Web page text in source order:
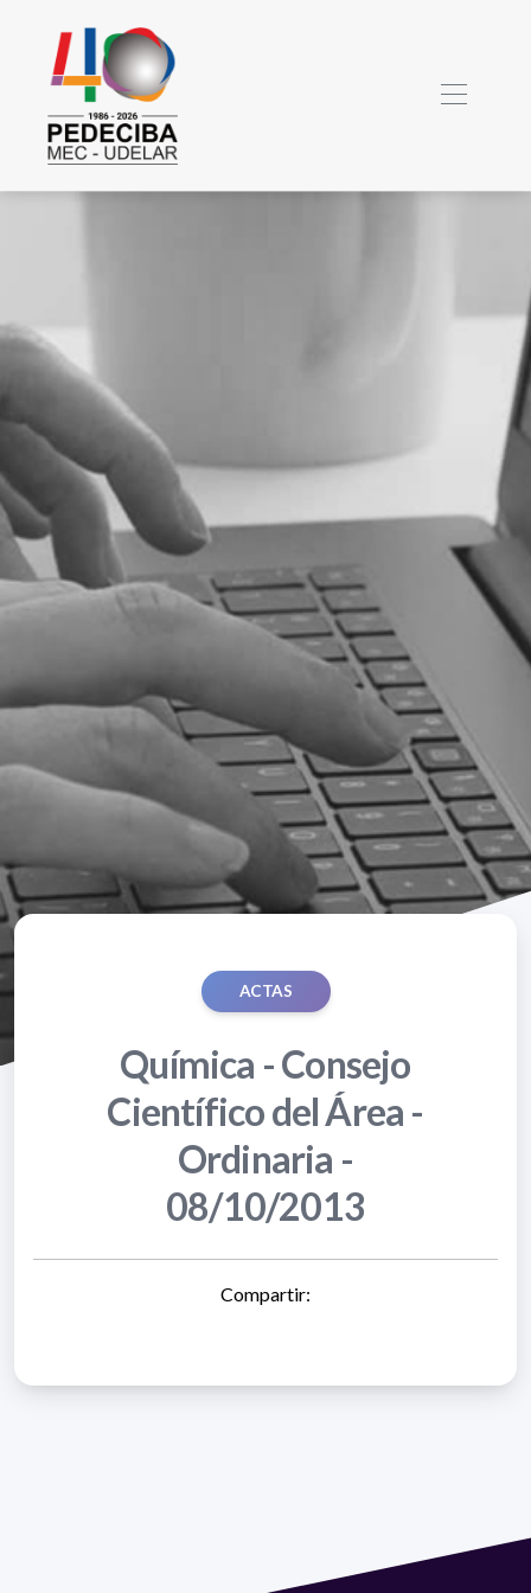
ACTAS
Química - Consejo
Científico del Área -
Ordinaria -
08/10/2013
Compartir: